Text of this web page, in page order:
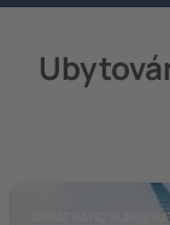
GREAT SAND DUNES